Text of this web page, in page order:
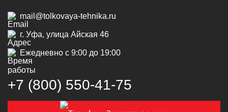
mail@tolkovaya-tehnika.ru
г. Уфа, улица Айская 46
Ежедневно с 9:00 до 19:00
+7 (800) 550‑41‑75